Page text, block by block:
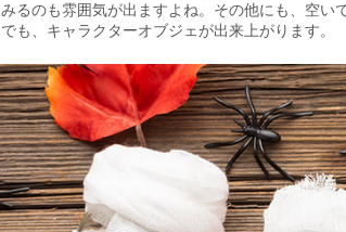
るのも雰囲気が出ますよね。その他にも、空
も、キャラクターオブジェが出来上がります。